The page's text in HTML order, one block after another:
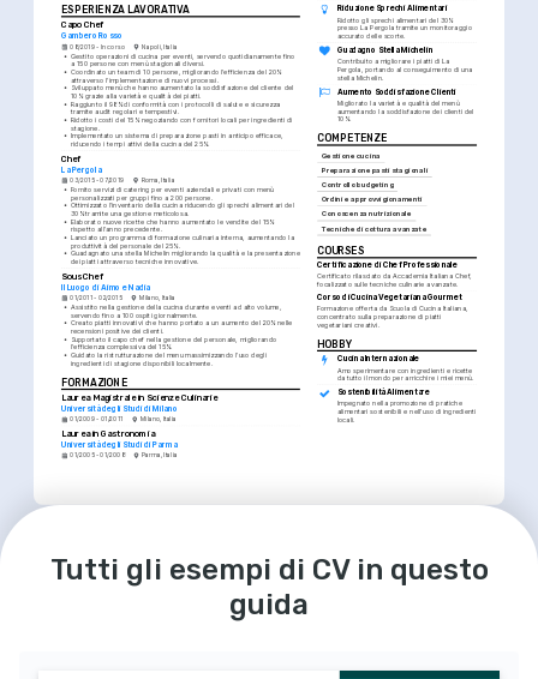
ESPERIENZA LAVORATIVA
Capo Chef
Gambero Rosso
08/2019 - In corso Napoli, Italia
• Gestito operazioni di cucina per eventi, servendo quotidianamente fino
a 150 persone con menù stagionali diversi.
• Coordinato un team di 10 persone, migliorando l'efficienza del 20%
attraverso l'implementazione di nuovi processi.
• Sviluppato menù che hanno aumentato la soddisfazione del cliente del
10% grazie alla varietà e qualità dei piatti.
• Raggiunto il 98% di conformità con i protocolli di salute e sicurezza
tramite audit regolari e tempestivi.
• Ridotto i costi del 15% negoziando con fornitori locali per ingredienti di
stagione.
• Implementato un sistema di preparazione pasti in anticipo efficace,
riducendo i tempi attivi della cucina del 25%.
Chef
La Pergola
03/2015 - 07/2019 Roma, Italia
• Fornito servizi di catering per eventi aziendali e privati con menù
personalizzati per gruppi fino a 200 persone.
• Ottimizzato l'inventario della cucina riducendo gli sprechi alimentari del
30% tramite una gestione meticolosa.
• Elaborato nuove ricette che hanno aumentato le vendite del 15%
rispetto all'anno precedente.
• Lanciato un programma di formazione culinaria interna, aumentando la
produttività del personale del 25%.
• Guadagnato una stella Michelin migliorando la qualità e la presentazione
dei piatti attraverso tecniche innovative.
Sous Chef
Il Luogo di Aimo e Nadia
01/2011 - 02/2015 Milano, Italia
• Assistito nella gestione della cucina durante eventi ad alto volume,
servendo fino a 100 ospiti giornalmente.
• Creato piatti innovativi che hanno portato a un aumento del 20% nelle
recensioni positive dei clienti.
•
Supportato il capo chef nella gestione del personale, migliorando
l'efficienza complessiva del 15%.
• Guidato la ristrutturazione del menu massimizzando l'uso degli
ingredienti di stagione disponibili localmente.
FORMAZIONE
Laurea Magistrale in Scienze Culinarie
Università degli Studi di Milano
01/2009 - 01/2011 Milano, Italia
Laurea in Gastronomia
Università degli Studi di Parma
01/2005 - 01/2008 Parma, Italia
Riduzione Sprechi Alimentari
Ridotto gli sprechi alimentari del 30%
presso La Pergola tramite un monitoraggio
accurato delle scorte.
Guadagno Stella Michelin
Contribuito a migliorare i piatti di La
Pergola, portando al conseguimento di una
stella Michelin.
Aumento Soddisfazione Clienti
Migliorato la varietà e qualità del menù
aumentando la soddisfazione dei clienti del
10%.
COMPETENZE
Gestione cucina
Preparazione pasti stagionali
Controllo budgeting
Ordini e approvvigionamenti
Conoscenza nutrizionale
Tecniche di cottura avanzate
COURSES
Certificazione di Chef Professionale
Certificato rilasciato da Accademia Italiana Chef,
focalizzato sulle tecniche culinarie avanzate.
Corso di Cucina Vegetariana Gourmet
Formazione offerta da Scuola di Cucina Italiana,
concentrato sulla preparazione di piatti
vegetariani creativi.
HOBBY
Cucina Internazionale
Amo sperimentare con ingredienti e ricette
da tutto il mondo per arricchire i miei menù.
Sostenibilità Alimentare
Impegnato nella promozione di pratiche
alimentari sostenibili e nell'uso di ingredienti
locali.
Madrelingua
Portoghese
Avanzato
Appassionato di trekking, trovo ispirazione
per i miei piatti esplorando la natura.
Tutti gli esempi di CV in questo
guida